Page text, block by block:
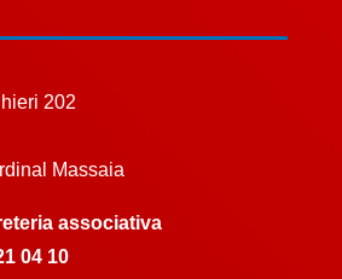
202
Massaia
associativa
04 10